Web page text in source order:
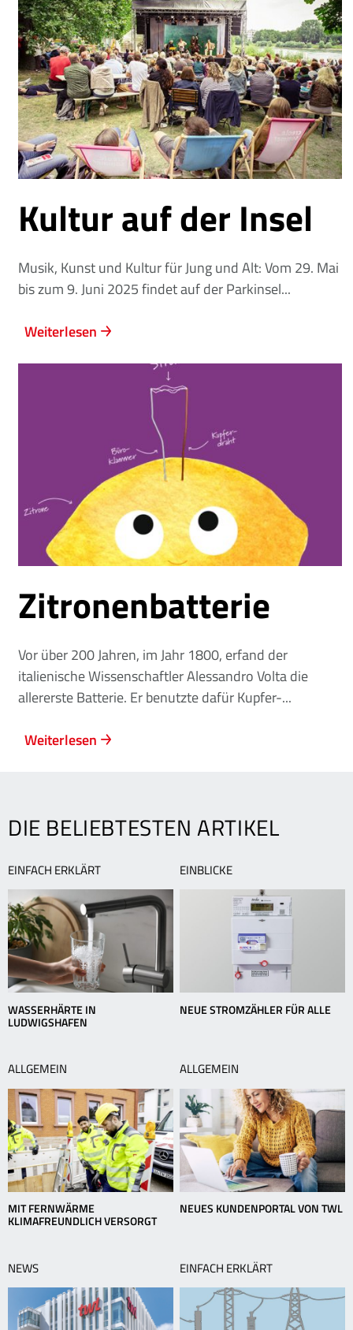
Kultur auf der Insel
Musik, Kunst und Kultur für Jung und Alt: Vom 29. Mai
bis zum 9. Juni 2025 findet auf der Parkinsel...
Weiterlesen
Zitronenbatterie
Vor über 200 Jahren, im Jahr 1800, erfand der
italienische Wissenschaftler Alessandro Volta die
allererste Batterie. Er benutzte dafür Kupfer-...
Weiterlesen
DIE BELIEBTESTEN ARTIKEL
EINFACH ERKLÄRT
WASSERHÄRTE IN
LUDWIGSHAFEN
EINBLICKE
NEUE STROMZÄHLER FÜR ALLE
ALLGEMEIN
MIT FERNWÄRME
KLIMAFREUNDLICH VERSORGT
ALLGEMEIN
NEUES KUNDENPORTAL VON TWL
NEWS EINFACH ERKLÄRT